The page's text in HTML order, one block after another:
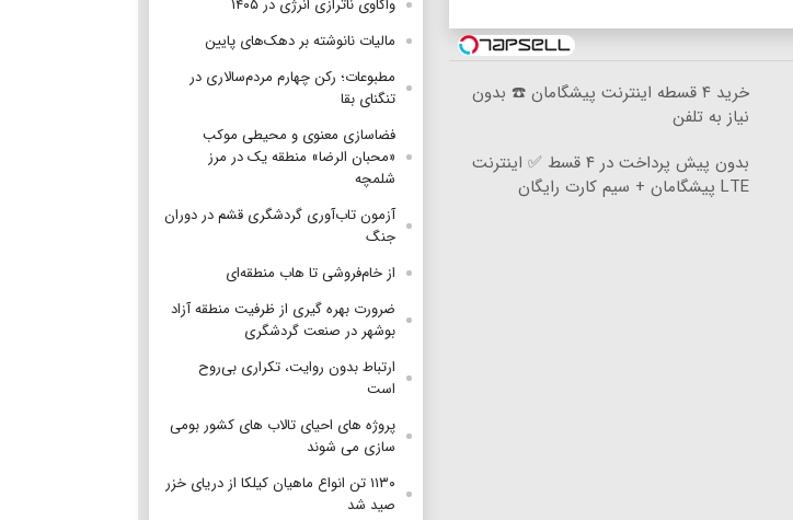
خرید ۴ قسطه اینترنت پیشگامان ☎️ بدون
نیاز به تلفن
بدون پیش پرداخت در ۴ قسط ✅ اینترنت
LTE پیشگامان + سیم کارت رایگان
واکاوی ناترازی انرژی در ۱۴۰۵
مالیات نانوشته بر دهک‌های پایین
مطبوعات؛ رکن چهارم مردم‌سالاری در
تنگنای بقا
فضاسازی معنوی و محیطی موکب
«محبان الرضا» منطقه یک در مرز
شلمچه
آزمون تاب‌آوری گردشگری قشم در دوران
جنگ
از خام‌فروشی تا هاب منطقه‌ای
ضرورت بهره گیری از ظرفیت منطقه آزاد
بوشهر در صنعت گردشگری
ارتباط بدون روایت، تکراری بی‌روح
است
پروژه های احیای تالاب های کشور بومی
سازی می شوند
۱۱۳۰ تن انواع ماهیان کیلکا از دریای خزر
صید شد